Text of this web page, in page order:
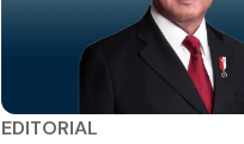
EDITORIAL